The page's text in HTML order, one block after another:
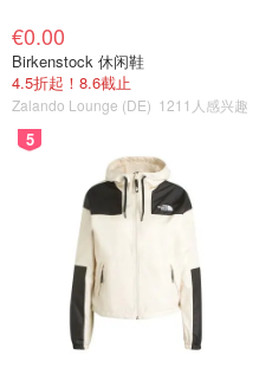
€0.00
Birkenstock 休闲鞋
4.5折起！8.6截止
Zalando Lounge (DE) 1211人感兴趣
5